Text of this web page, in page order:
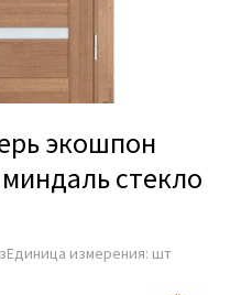
экошпон
стекло
Единица измерения: шт